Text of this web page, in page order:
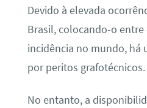
Devido à elevada
Brasil, colocando-o
incidência no mundo, há
por peritos grafotécnicos.
No entanto, a